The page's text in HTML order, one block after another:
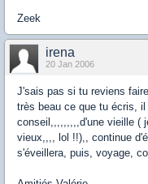
Zeek
irena
20 Jan 2006
J'sais pas si tu reviens
très beau ce que tu écris,
conseil,,,,,,,,,d'une vieille (
vieux,,,, lol !!),, continue
s'éveillera, puis, voyage,